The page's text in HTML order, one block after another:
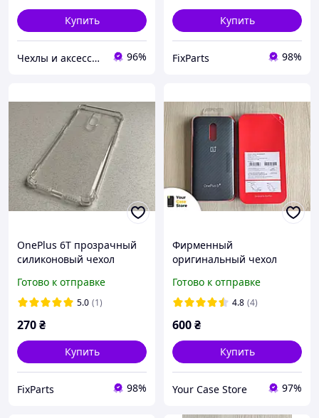
Купить
Чехлы и аксессуары | Mob4 96%
Купить
FixParts 98%
OnePlus 6T прозрачный
силиконовый чехол
Готово к отправке
5.0 (1)
270₴
Купить
FixParts 98%
Фирменный
оригинальный чехол
bumper карбоновый,
100% оригинал
Готово к отправке
4.8 (4)
600₴
Купить
Your Case Store 97%